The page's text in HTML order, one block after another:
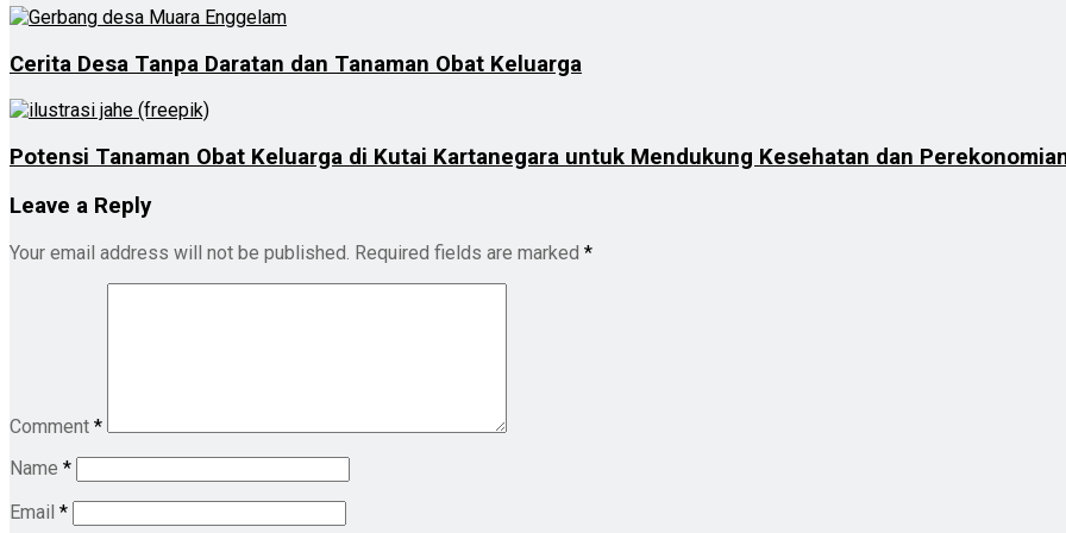
Cerita Desa Tanpa Daratan dan Tanaman Obat Keluarga
Potensi Tanaman Obat Keluarga di Kutai Kartanegara untuk Mendukung Kesehatan dan
Leave a Reply
Your email address will not be published. Required fields are marked *
Comment *
Name *
Email *